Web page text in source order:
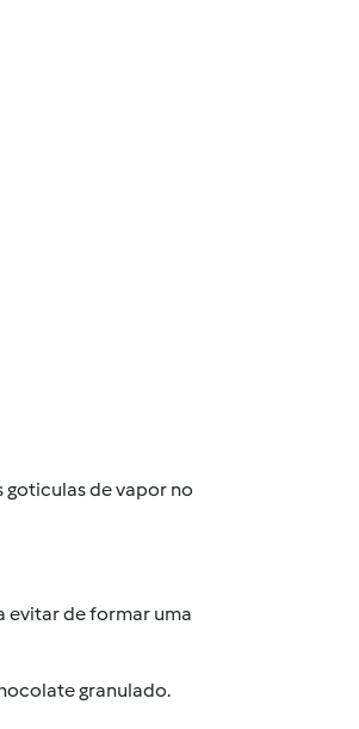
goticulas de vapor no
evitar de formar uma
granulado.